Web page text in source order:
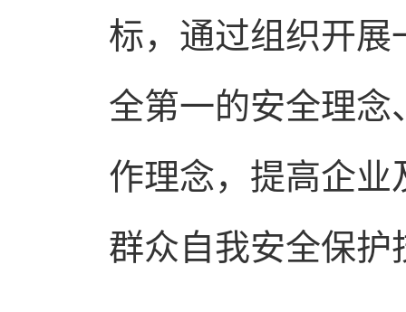
标，通过组织开
全第一的安全理
作理念，提高企
群众自我安全保护